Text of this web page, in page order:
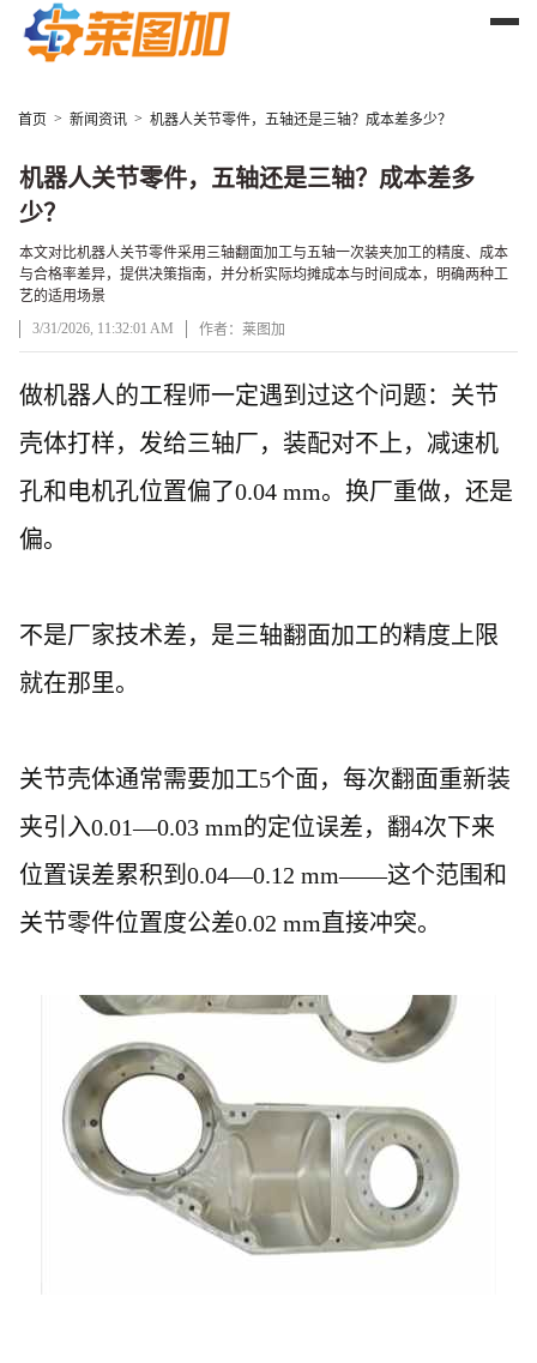
首页 > 新闻资讯 > 机器人关节零件，五轴还是三轴？成本差多少？
机器人关节零件，五轴还是三轴？成本差多
少？
本文对比机器人关节零件采用三轴翻面加工与五轴一次装夹加工的精度、成本
与合格率差异，提供决策指南，并分析实际均摊成本与时间成本，明确两种工
艺的适用场景
3/31/2026, 11:32:01 AM
作者：莱图加
文章正文
做机器人的工程师一定遇到过这个问题：关节
壳体打样，发给三轴厂，装配对不上，减速机
孔和电机孔位置偏了0.04 mm。换厂重做，还是
偏。
不是厂家技术差，是三轴翻面加工的精度上限
就在那里。
关节壳体通常需要加工5个面，每次翻面重新装
夹引入0.01—0.03 mm的定位误差，翻4次下来
位置误差累积到0.04—0.12 mm——这个范围和
关节零件位置度公差0.02 mm直接冲突。